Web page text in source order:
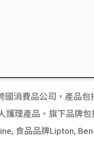
國消費品公司，產品包
護理產品。旗下品牌
食品品牌Lipton,